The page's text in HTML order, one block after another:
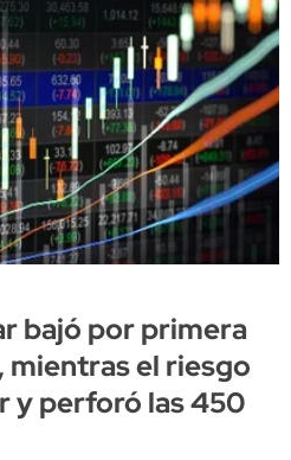
bajó por primera
mientras el riesgo
y perforó las 450